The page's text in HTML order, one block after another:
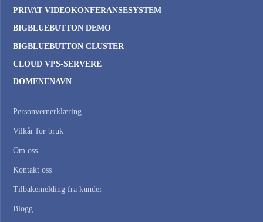
PRIVAT VIDEOKONFERANSESYSTEM
BIGBLUEBUTTON DEMO
BIGBLUEBUTTON CLUSTER
CLOUD VPS-SERVERE
DOMENENAVN
Personvernerklæring
Vilkår for bruk
Om oss
Kontakt oss
Tilbakemelding fra kunder
Blogg